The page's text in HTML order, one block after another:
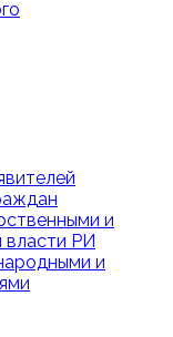
и
власти РИ
и